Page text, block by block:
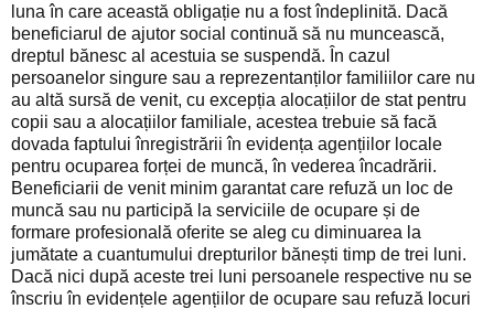
luna în care această obligație nu a fost îndeplinită. Dacă
beneficiarul de ajutor social continuă să nu muncească,
dreptul bănesc al acestuia se suspendă. În cazul
persoanelor singure sau a reprezentanților familiilor care nu
au altă sursă de venit, cu excepția alocațiilor de stat pentru
copii sau a alocațiilor familiale, acestea trebuie să facă
dovada faptului înregistrării în evidența agențiilor locale
pentru ocuparea forței de muncă, în vederea încadrării.
Beneficiarii de venit minim garantat care refuză un loc de
muncă sau nu participă la serviciile de ocupare și de
formare profesională oferite se aleg cu diminuarea la
jumătate a cuantumului drepturilor bănești timp de trei luni.
Dacă nici după aceste trei luni persoanele respective nu se
înscriu în evidențele agențiilor de ocupare sau refuză locuri